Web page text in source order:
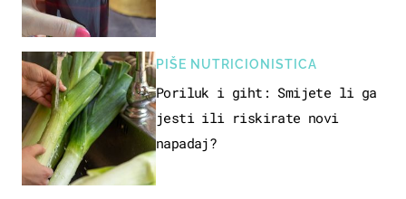
PIŠE NUTRICIONISTICA
Poriluk i giht: Smijete li ga
jesti ili riskirate novi
napadaj?